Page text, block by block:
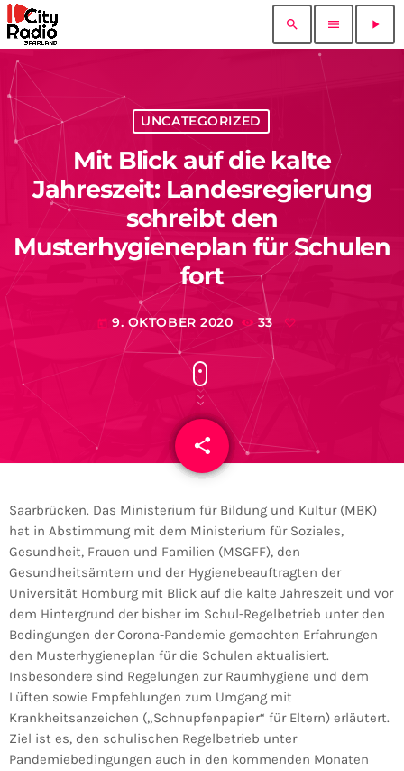
search menu play_arrow
UNCATEGORIZED
Mit Blick auf die kalte
Jahreszeit: Landesregierung
schreibt den
Musterhygieneplan für Schulen
fort
today 9. OKTOBER 2020 33
share
email
Saarbrücken. Das Ministerium für Bildung und Kultur (MBK)
hat in Abstimmung mit dem Ministerium für Soziales,
Gesundheit, Frauen und Familien (MSGFF), den
Gesundheitsämtern und der Hygienebeauftragten der
Universität Homburg mit Blick auf die kalte Jahreszeit und vor
dem Hintergrund der bisher im Schul-Regelbetrieb unter den
Bedingungen der Corona-Pandemie gemachten Erfahrungen
den Musterhygieneplan für die Schulen aktualisiert.
Insbesondere sind Regelungen zur Raumhygiene und dem
Lüften sowie Empfehlungen zum Umgang mit
Krankheitsanzeichen („Schnupfenpapier“ für Eltern) erläutert.
Ziel ist es, den schulischen Regelbetrieb unter
Pandemiebedingungen auch in den kommenden Monaten